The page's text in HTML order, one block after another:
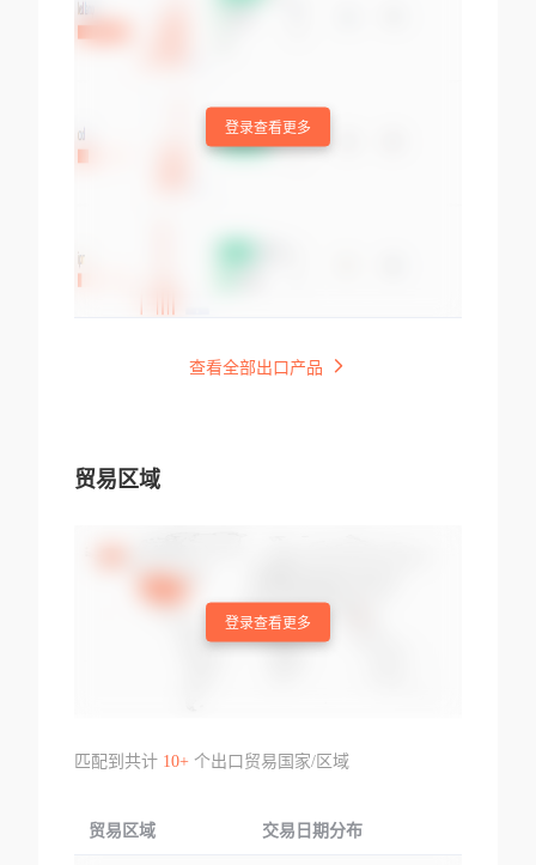
登录查看更多
查看全部出口产品
贸易区域
登录查看更多
匹配到共计 10+个出口贸易国家/区域
贸易区域 交易日期分布